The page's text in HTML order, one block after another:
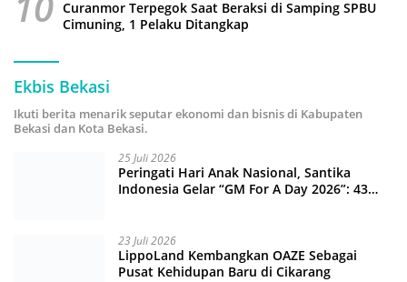
Curanmor Terpegok Saat Beraksi di Samping SPBU
Cimuning, 1 Pelaku Ditangkap
Ekbis Bekasi
Ikuti berita menarik seputar ekonomi dan bisnis di Kabupaten
Bekasi dan Kota Bekasi.
25 Juli 2026
Peringati Hari Anak Nasional, Santika
Indonesia Gelar “GM For A Day 2026”: 43
23 Juli 2026
LippoLand Kembangkan OAZE Sebagai
Pusat Kehidupan Baru di Cikarang